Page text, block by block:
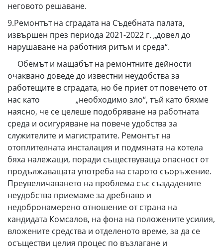
неговото решаване.
9.Ремонтът на сградата на Съдебната палата,
извършен през периода 2021-2022 г. „довел до
нарушаване на работния ритъм и среда“.
Обемът и мащабът на ремонтните дейности
очаквано доведе до известни неудобства за
работещите в сградата, но бе приет от повечето от
нас като „необходимо зло“, тъй като бяхме
наясно, че се целеше подобряване на работната
среда и осигуряване на повече удобства за
служителите и магистратите. Ремонтът на
отоплителната инсталация и подмяната на котела
бяха належащи, поради съществуваща опасност от
продължаващата употреба на старото съоръжение.
Преувеличаването на проблема със създадените
неудобства приемаме за дребнаво и
недобронамерено отношение от страна на
кандидата Комсалов, на фона на положените усилия,
вложените средства и отделеното време, за да се
осъществи целия процес по възлагане и